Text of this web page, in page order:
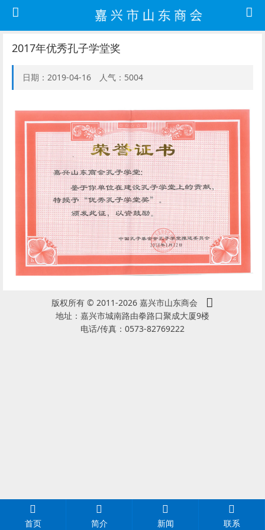
2017年优秀孔子学堂奖
日期：2019-04-16 人气：5004
版权所有 © 2011-2026 嘉兴市山东商会
地址：嘉兴市城南路由拳路口聚成大厦9楼
电话/传真：0573-82769222
首页 简介 新闻 联系